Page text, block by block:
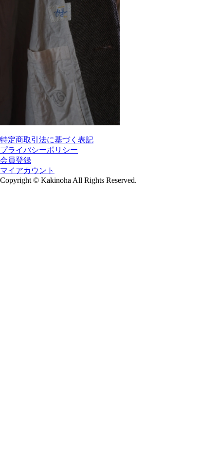
特定商取引法に基づく表記
プライバシーポリシー
会員登録
マイアカウント
Copyright © Kakinoha All Rights Reserved.